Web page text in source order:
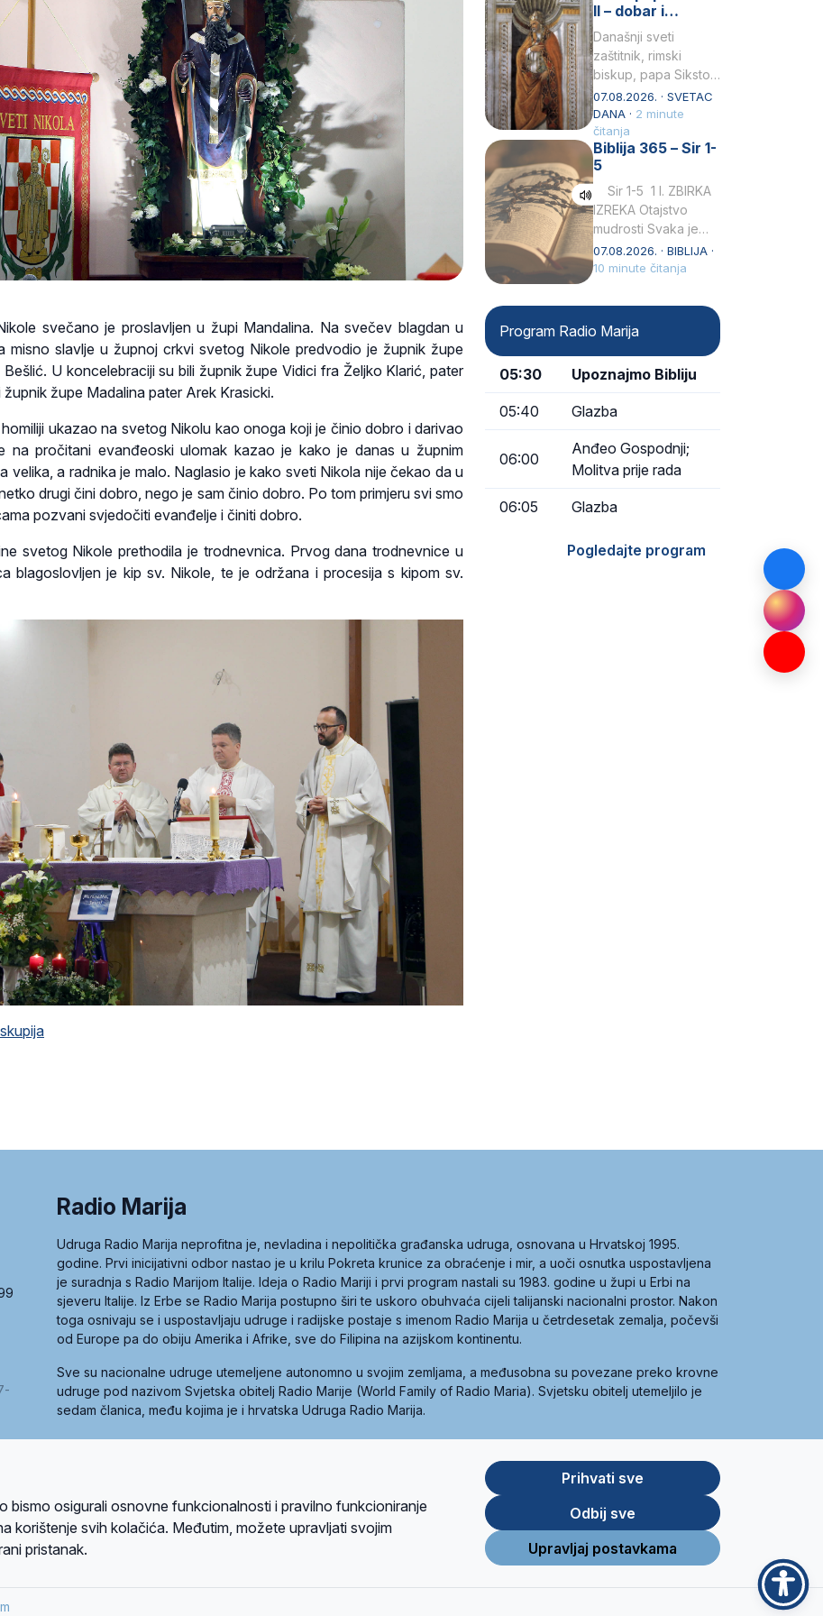
svečano je proslavljen u župi Mandalina. Na svečev blagdan u
misno slavlje u župnoj crkvi svetog Nikole predvodio je župnik župe
U koncelebraciji su bili župnik župe Vidici fra Željko Klarić, pater
župe Madalina pater Arek Krasicki.
ukazao na svetog Nikolu kao onoga koji je činio dobro i darivao
na pročitani evanđeoski ulomak kazao je kako je danas u župnim
velika, a radnika je malo. Naglasio je kako sveti Nikola nije čekao da u
drugi čini dobro, nego je sam činio dobro. Po tom primjeru svi smo
pozvani svjedočiti evanđelje i činiti dobro.
svetog Nikole prethodila je trodnevnica. Prvog dana trodnevnice u
blagoslovljen je kip sv. Nikole, te je održana i procesija s kipom sv.
predaj se u…
II – dobar i
miroljubiv pastir
Današnji sveti
zaštitnik, rimski
biskup, papa Siksto
(Sixtus) II, prema
knjizi Liber
Pontificalis bio je
rođenjem Grk.
Obnovio je odnose s
afričkim…
07.08.2026. · SVETAC
DANA · 2 minute
čitanja
Biblija 365 – Sir 1-
5
Sir 1-5 1 I. ZBIRKA
IZREKA Otajstvo
mudrosti Svaka je
mudrost od Gospoda
i s njime je dovijeka.2
07.08.2026. · BIBLIJA ·
10 minute čitanja
Program Radio Marija
05:30 Upoznajmo Bibliju
05:40 Glazba
06:00
Anđeo Gospodnji;
Molitva prije rada
06:05 Glazba
Pogledajte program
Radio Marija
Udruga Radio Marija neprofitna je, nevladina i nepolitička građanska udruga, osnovana u Hrvatskoj 1995.
godine. Prvi inicijativni odbor nastao je u krilu Pokreta krunice za obraćenje i mir, a uoči osnutka uspostavljena
je suradnja s Radio Marijom Italije. Ideja o Radio Mariji i prvi program nastali su 1983. godine u župi u Erbi na
sjeveru Italije. Iz Erbe se Radio Marija postupno širi te uskoro obuhvaća cijeli talijanski nacionalni prostor. Nakon
toga osnivaju se i uspostavljaju udruge i radijske postaje s imenom Radio Marija u četrdesetak zemalja, počevši
od Europe pa do obiju Amerika i Afrike, sve do Filipina na azijskom kontinentu.
Sve su nacionalne udruge utemeljene autonomno u svojim zemljama, a međusobna su povezane preko krovne
udruge pod nazivom Svjetska obitelj Radio Marije (World Family of Radio Maria). Svjetsku obitelj utemeljilo je
sedam članica, među kojima je i hrvatska Udruga Radio Marija.
sustavom Store
bismo osigurali osnovne funkcionalnosti i pravilno funkcioniranje
korištenje svih kolačića. Međutim, možete upravljati svojim
pristanak.
Prihvati sve
Odbij sve
Upravljaj postavkama